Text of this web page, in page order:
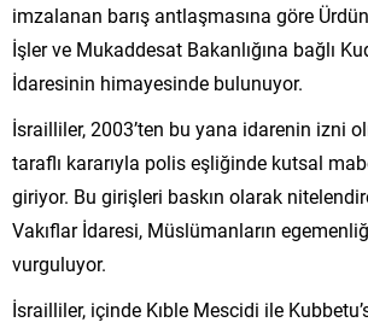
imzalanan barış antlaşmasına göre
İşler ve Mukaddesat Bakanlığına bağlı
İdaresinin himayesinde bulunuyor.
İsrailliler, 2003’ten bu yana idarenin izni
taraflı kararıyla polis eşliğinde kutsal
giriyor. Bu girişleri baskın olarak
Vakıflar İdaresi, Müslümanların
vurguluyor.
İsrailliler, içinde Kıble Mescidi ile